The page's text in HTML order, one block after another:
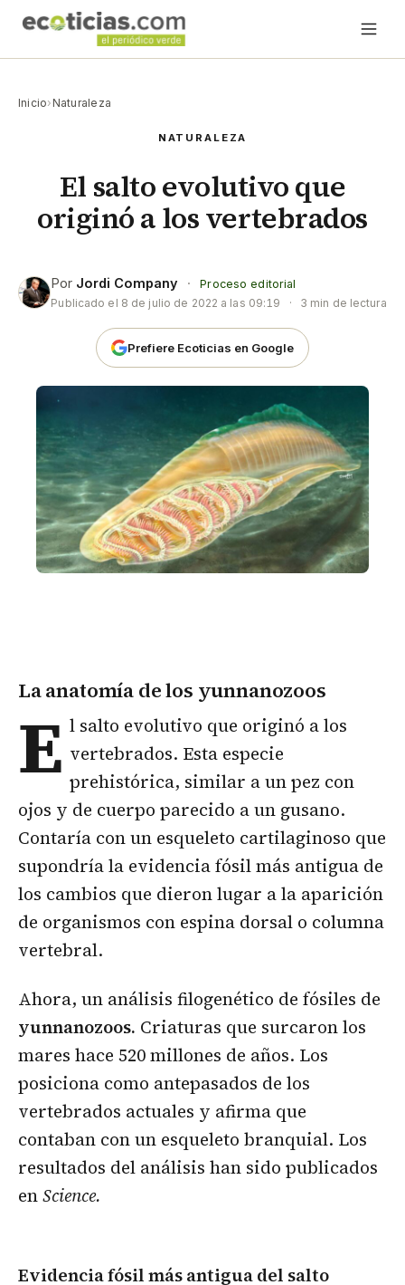
Inicio› Naturaleza
NATURALEZA
El salto evolutivo que
originó a los vertebrados
Por Jordi Company ·
Proceso editorial
Publicado el 8 de julio de 2022 a las 09:19 · 3 min de lectura
Prefiere Ecoticias en Google
La anatomía de los yunnanozoos
E l salto evolutivo que originó a los
vertebrados. Esta especie
prehistórica, similar a un pez con
ojos y de cuerpo parecido a un gusano.
Contaría con un esqueleto cartilaginoso que
supondría la evidencia fósil más antigua de
los cambios que dieron lugar a la aparición
de organismos con espina dorsal o columna
vertebral.
Ahora, un análisis filogenético de fósiles de
yunnanozoos. Criaturas que surcaron los
mares hace 520 millones de años. Los
posiciona como antepasados de los
vertebrados actuales y afirma que
contaban con un esqueleto branquial. Los
resultados del análisis han sido publicados
enScience.
Evidencia fósil más antigua del salto